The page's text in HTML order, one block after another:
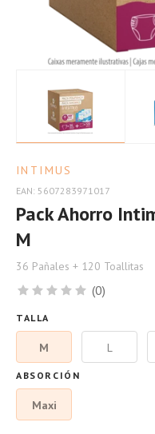
INTIMUS
EAN: 5607283971017
Pack Ahorro
M
36 Pañales + 120 Toallitas
(0)
TALLA
M L
ABSORCIÓN
Maxi